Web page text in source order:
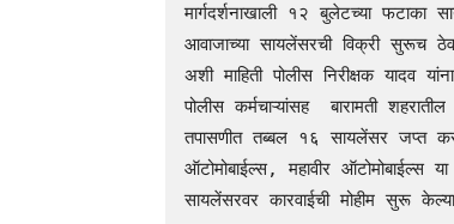
मार्गदर्शनाखाली १२ बुलेटच्या फटाका
आवाजाच्या सायलेंसरची विक्री सुरूच
अशी माहिती पोलीस निरीक्षक यादव
पोलीस कर्मचाऱ्यांसह  बारामती
तपासणीत तब्बल १६ सायलेंसर जप्त
ऑटोमोबाईल्स, महावीर
सायलेंसरवर कारवाईची मोहीम सुरू